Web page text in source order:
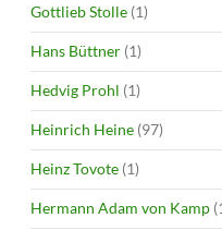
Gottlieb Stolle (1)
Hans Büttner (1)
Hedvig Prohl (1)
Heinrich Heine (97)
Heinz Tovote (1)
Hermann Adam von Kamp